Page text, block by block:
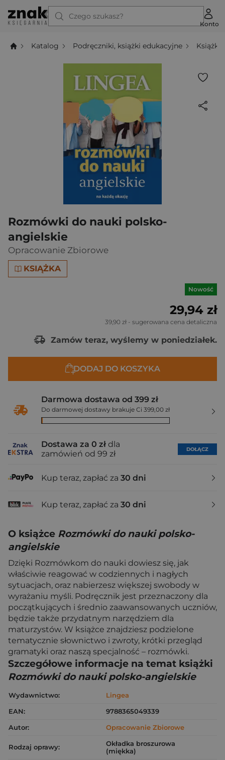
Czego szukasz?
Konto
Katalog Podręczniki, książki edukacyjne Książki
Rozmówki do nauki polsko-
angielskie
Opracowanie Zbiorowe
KSIĄŻKA
Nowość
29,94 zł
39,90 zł - sugerowana cena detaliczna
Zamów teraz, wyślemy w poniedziałek.
DODAJ DO KOSZYKA
Darmowa dostawa od 399 zł
Do darmowej dostawy brakuje Ci 399,00 zł
Dostawa za 0 zł dla
zamówień od 99 zł
DOŁĄCZ
Kup teraz, zapłać za 30 dni
Kup teraz, zapłać za 30 dni
O książce Rozmówki do nauki polsko-
angielskie
Dzięki Rozmówkom do nauki dowiesz się, jak
właściwie reagować w codziennych i nagłych
sytuacjach, oraz nabierzesz większej swobody w
wyrażaniu myśli. Podręcznik jest przeznaczony dla
początkujących i średnio zaawansowanych uczniów,
będzie także przydatnym narzędziem dla
maturzystów. W książce znajdziesz podzielone
tematycznie słownictwo i zwroty, krótki przegląd
gramatyki oraz naszą specjalność – rozmówki.
Szczegółowe informacje na temat książki
Rozmówki do nauki polsko-angielskie
Wydawnictwo:
Lingea
EAN:
9788365049339
Autor:
Opracowanie Zbiorowe
Rodzaj oprawy:
Okładka broszurowa
(miękka)